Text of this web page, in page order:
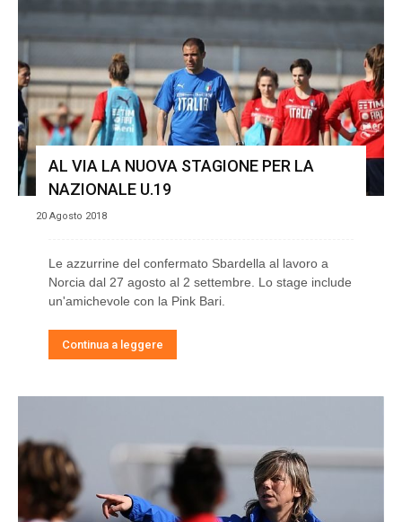
AL VIA LA NUOVA STAGIONE PER LA
NAZIONALE U.19
20 Agosto 2018
Le azzurrine del confermato Sbardella al lavoro a
Norcia dal 27 agosto al 2 settembre. Lo stage include
un'amichevole con la Pink Bari.
Continua a leggere